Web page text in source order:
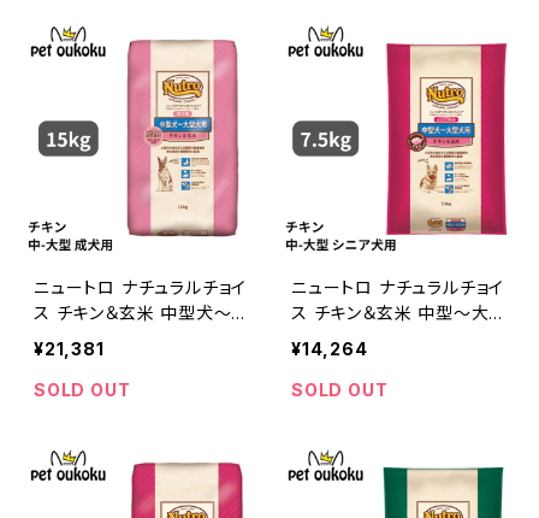
ニュートロ ナチュラルチョイ
ス チキン＆玄米 中型犬〜
大型犬 成犬用 15kg 0079
105100755
¥21,381
SOLD OUT
ニュートロ ナチュラルチョイ
ス チキン＆玄米 中型〜大
型犬 エイジングケア 7.5kg
4562358783722
¥14,264
SOLD OUT